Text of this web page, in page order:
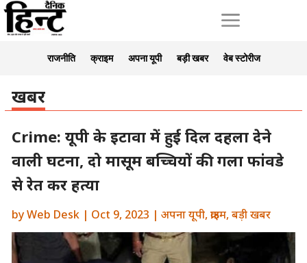
a
राजनीति क्राइम अपना यूपी बड़ी खबर वेब स्टोरीज
खबर
Crime: यूपी के इटावा में हुई दिल दहला देने
वाली घटना, दो मासूम बच्चियों की गला फांवडे
से रेत कर हत्या
byWeb Desk| Oct 9, 2023 | अपना यूपी,क्राइम,बड़ी खबर